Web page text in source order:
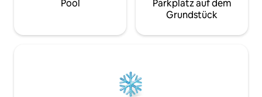
Pool
Parkplatz auf dem
Grundstück